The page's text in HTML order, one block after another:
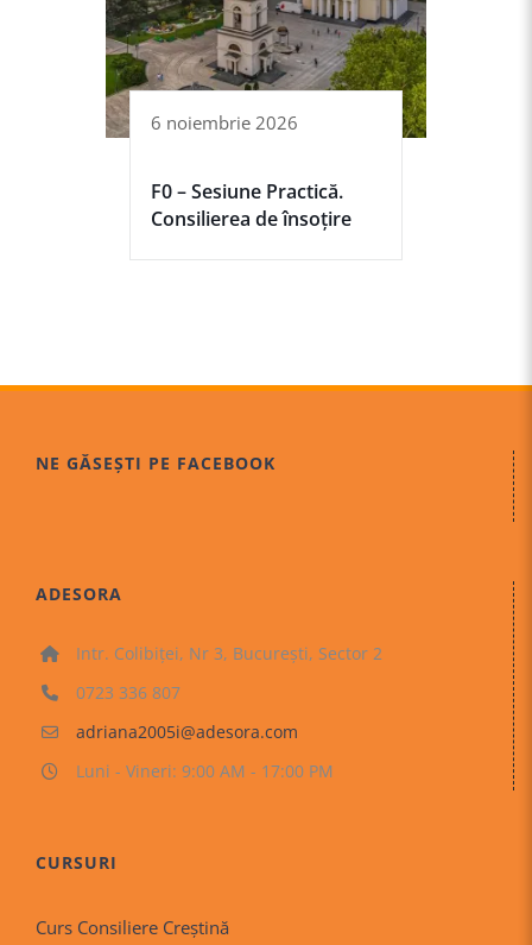
6 noiembrie 2026
F0 – Sesiune Practică.
Consilierea de însoțire
NE GĂSEȘTI PE FACEBOOK
ADESORA
Intr. Colibiței, Nr 3, București, Sector 2
0723 336 807
adriana2005i@adesora.com
Luni - Vineri: 9:00 AM - 17:00 PM
CURSURI
Curs Consiliere Creştină